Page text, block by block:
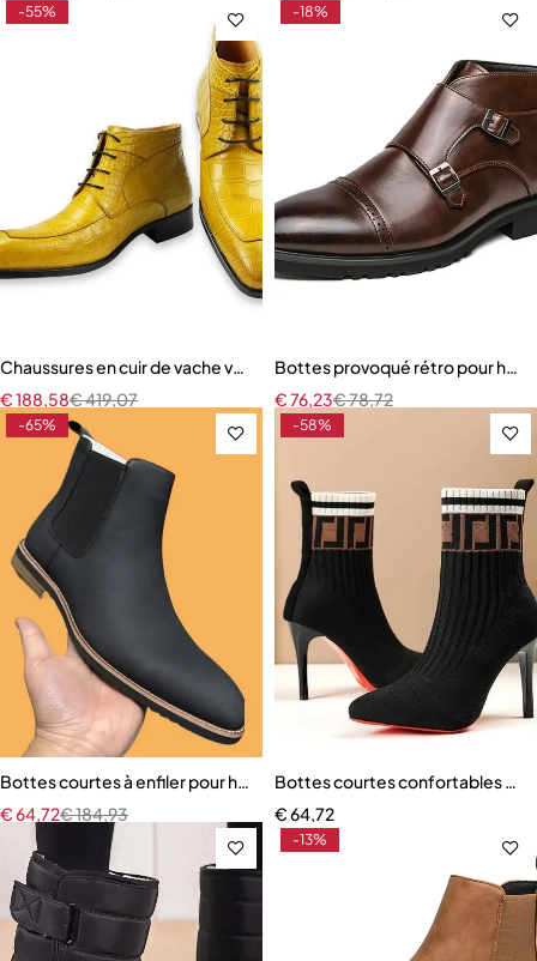
-55%
Chaussures en cuir de vache véritable avec imprimé peau de
€419,07
€188,58
-18%
Bottes provoqué rétro pour
€78,72
€76,23
-65%
Bottes courtes à enfiler pour hommes
€184,93
€64,72
-58%
Bottes courtes confortables à
€64,72
-13%